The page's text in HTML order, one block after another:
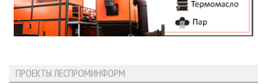
ПРОЕКТЫ ЛЕСПРОМИНФОРМ